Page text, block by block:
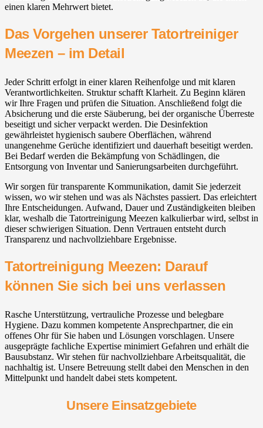
einen klaren Mehrwert bietet.
Das Vorgehen unserer Tatortreiniger
Meezen – im Detail
Jeder Schritt erfolgt in einer klaren Reihenfolge und mit klaren
Verantwortlichkeiten. Struktur schafft Klarheit. Zu Beginn klären
wir Ihre Fragen und prüfen die Situation. Anschließend folgt die
Absicherung und die erste Säuberung, bei der organische Überreste
beseitigt und sicher verpackt werden. Die Desinfektion
gewährleistet hygienisch saubere Oberflächen, während
unangenehme Gerüche identifiziert und dauerhaft beseitigt werden.
Bei Bedarf werden die Bekämpfung von Schädlingen, die
Entsorgung von Inventar und Sanierungsarbeiten durchgeführt.
Wir sorgen für transparente Kommunikation, damit Sie jederzeit
wissen, wo wir stehen und was als Nächstes passiert. Das erleichtert
Ihre Entscheidungen. Aufwand, Dauer und Zuständigkeiten bleiben
klar, weshalb die Tatortreinigung Meezen kalkulierbar wird, selbst in
dieser schwierigen Situation. Denn Vertrauen entsteht durch
Transparenz und nachvollziehbare Ergebnisse.
Tatortreinigung Meezen: Darauf
können Sie sich bei uns verlassen
Rasche Unterstützung, vertrauliche Prozesse und belegbare
Hygiene. Dazu kommen kompetente Ansprechpartner, die ein
offenes Ohr für Sie haben und Lösungen vorschlagen. Unsere
ausgeprägte fachliche Expertise minimiert Gefahren und erhält die
Bausubstanz. Wir stehen für nachvollziehbare Arbeitsqualität, die
nachhaltig ist. Unsere Betreuung stellt dabei den Menschen in den
Mittelpunkt und handelt dabei stets kompetent.
Unsere Einsatzgebiete